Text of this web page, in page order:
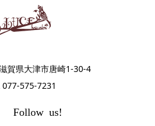
賀県大津市唐崎1-30-4
077-575-7231